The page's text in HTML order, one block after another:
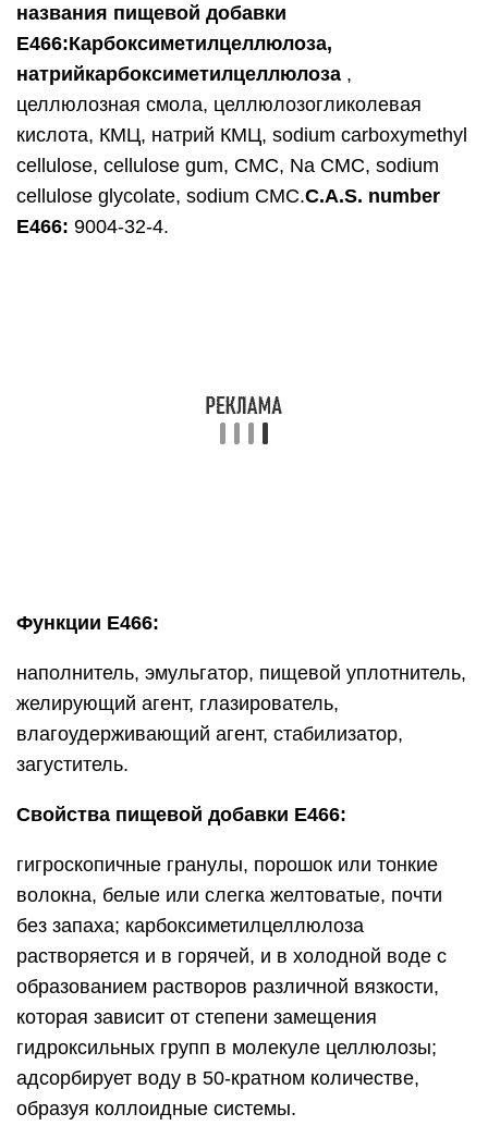
названия пищевой добавки
E466:Карбоксиметилцеллюлоза,
натрийкарбоксиметилцеллюлоза ,
целлюлозная смола, целлюлозогликолевая
кислота, КМЦ, натрий КМЦ, sodium carboxymethyl
cellulose, cellulose gum, CMC, Na CMC, sodium
cellulose glycolate, sodium CMC.C.A.S. number
E466: 9004-32-4.
Функции E466:
наполнитель, эмульгатор, пищевой уплотнитель,
желирующий агент, глазирователь,
влагоудерживающий агент, стабилизатор,
загуститель.
Свойства пищевой добавки E466:
гигроскопичные гранулы, порошок или тонкие
волокна, белые или слегка желтоватые, почти
без запаха; карбоксиметилцеллюлоза
растворяется и в горячей, и в холодной воде с
образованием растворов различной вязкости,
которая зависит от степени замещения
гидроксильных групп в молекуле целлюлозы;
адсорбирует воду в 50-кратном количестве,
образуя коллоидные системы.